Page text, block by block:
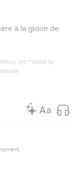
à la gloire de
Inc.® Used by